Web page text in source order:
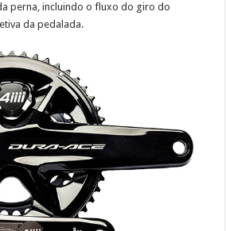
perna, incluindo o fluxo do giro do
da pedalada.